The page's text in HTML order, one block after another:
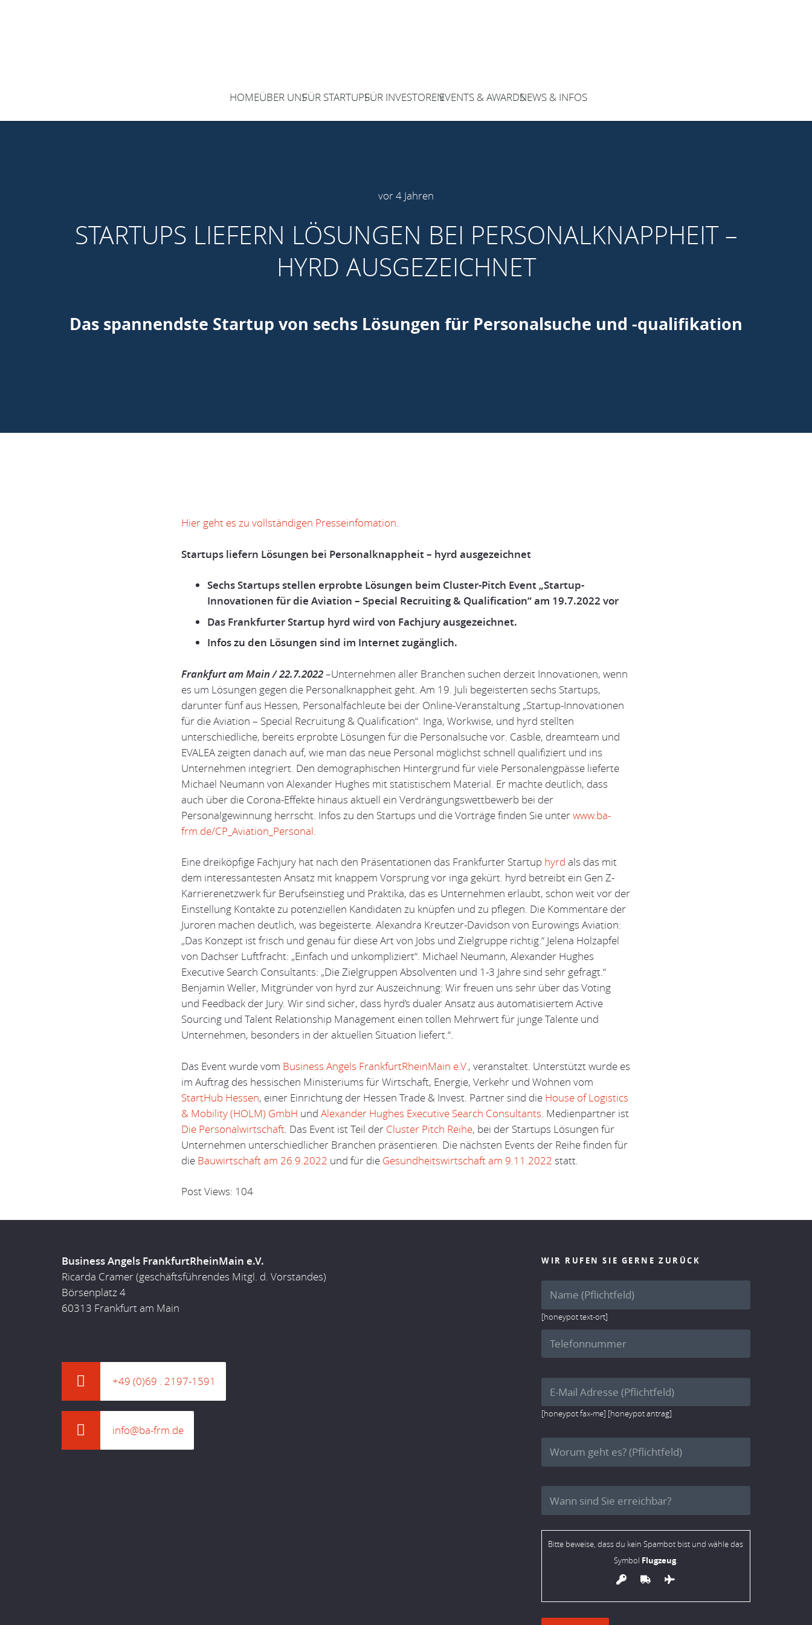
HOMEÜBER UNSFÜR STARTUPSFÜR INVESTORENEVENTS & AWARDSNEWS & INFOS
vor 4 Jahren
STARTUPS LIEFERN LÖSUNGEN BEI PERSONALKNAPPHEIT –
HYRD AUSGEZEICHNET
Das spannendste Startup von sechs Lösungen für Personalsuche und -qualifikation
Hier geht es zu vollständigen Presseinfomation.
Startups liefern Lösungen bei Personalknappheit – hyrd ausgezeichnet
Sechs Startups stellen erprobte Lösungen beim Cluster-Pitch Event „Startup-
Innovationen für die Aviation – Special Recruiting & Qualification“ am 19.7.2022 vor
Das Frankfurter Startup hyrd wird von Fachjury ausgezeichnet.
Infos zu den Lösungen sind im Internet zugänglich.
Frankfurt am Main / 22.7.2022–Unternehmen aller Branchen suchen derzeit Innovationen, wenn
es um Lösungen gegen die Personalknappheit geht. Am 19. Juli begeisterten sechs Startups,
darunter fünf aus Hessen, Personalfachleute bei der Online-Veranstaltung „Startup-Innovationen
für die Aviation – Special Recruitung & Qualification“. Inga, Workwise, und hyrd stellten
unterschiedliche, bereits erprobte Lösungen für die Personalsuche vor. Casble, dreamteam und
EVALEA zeigten danach auf, wie man das neue Personal möglichst schnell qualifiziert und ins
Unternehmen integriert. Den demographischen Hintergrund für viele Personalengpässe lieferte
Michael Neumann von Alexander Hughes mit statistischem Material. Er machte deutlich, dass
auch über die Corona-Effekte hinaus aktuell ein Verdrängungswettbewerb bei der
Personalgewinnung herrscht. Infos zu den Startups und die Vorträge finden Sie unterwww.ba-
frm.de/CP_Aviation_Personal
Eine dreiköpfige Fachjury hat nach den Präsentationen das Frankfurter Startup hyrd als das mit
dem interessantesten Ansatz mit knappem Vorsprung vor inga gekürt. hyrd betreibt ein Gen Z-
Karrierenetzwerk für Berufseinstieg und Praktika, das es Unternehmen erlaubt, schon weit vor der
Einstellung Kontakte zu potenziellen Kandidaten zu knüpfen und zu pflegen. Die Kommentare der
Juroren machen deutlich, was begeisterte. Alexandra Kreutzer-Davidson von Eurowings Aviation:
„Das Konzept ist frisch und genau für diese Art von Jobs und Zielgruppe richtig.“ Jelena Holzapfel
von Dachser Luftfracht: „Einfach und unkompliziert“. Michael Neumann, Alexander Hughes
Executive Search Consultants: „Die Zielgruppen Absolventen und 1-3 Jahre sind sehr gefragt.“
Benjamin Weller, Mitgründer von hyrd zur Auszeichnung: Wir freuen uns sehr über das Voting
und Feedback der Jury. Wir sind sicher, dass hyrd’s dualer Ansatz aus automatisiertem Active
Sourcing und Talent Relationship Management einen tollen Mehrwert für junge Talente und
Unternehmen, besonders in der aktuellen Situation liefert.“.
Das Event wurde vom Business Angels FrankfurtRheinMain e.V., veranstaltet. Unterstützt wurde es
im Auftrag des hessischen Ministeriums für Wirtschaft, Energie, Verkehr und Wohnen vom
StartHub Hessen, einer Einrichtung der Hessen Trade & Invest. Partner sind die House of Logistics
& Mobility (HOLM) GmbH undAlexander Hughes Executive Search Consultants . Medienpartner ist
Die Personalwirtschaft . Das Event ist Teil der Cluster Pitch Reihe, bei der Startups Lösungen für
Unternehmen unterschiedlicher Branchen präsentieren. Die nächsten Events der Reihe finden für
die Bauwirtschaft am 26.9.2022 und für die Gesundheitswirtschaft am 9.11.2022 statt.
Post Views: 104
Business Angels FrankfurtRheinMain e.V.
Ricarda Cramer (geschäftsführendes Mitgl. d. Vorstandes)
Börsenplatz 4
60313 Frankfurt am Main
+49 (0)69 . 2197-1591
info@ba-frm.de
WIR RUFEN SIE GERNE ZURÜCK
[honeypot text-ort]
[honeypot fax-me] [honeypot antrag]
Bitte beweise, dass du kein Spambot bist und wähle das
Symbol Flugzeug.